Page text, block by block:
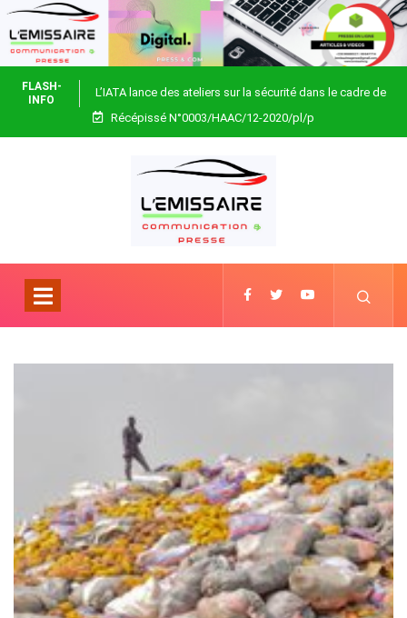
FLASH-
INFO
L’IATA lance des ateliers sur la sécurité dans le cadre de
Focus Africa
Récépissé N°0003/HAAC/12-2020/pl/p